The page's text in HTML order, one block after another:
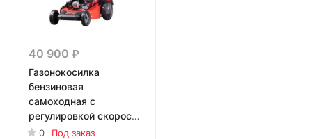
40 900
Газонокосилка
бензиновая
самоходная с
регулировкой скорости
Fubag FPL 53 SMV
0
Под заказ